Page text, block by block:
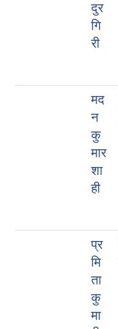
दुर
गि
री
मद
न
कु
मार
शा
ही
प्र
मि
ता
कु
मा